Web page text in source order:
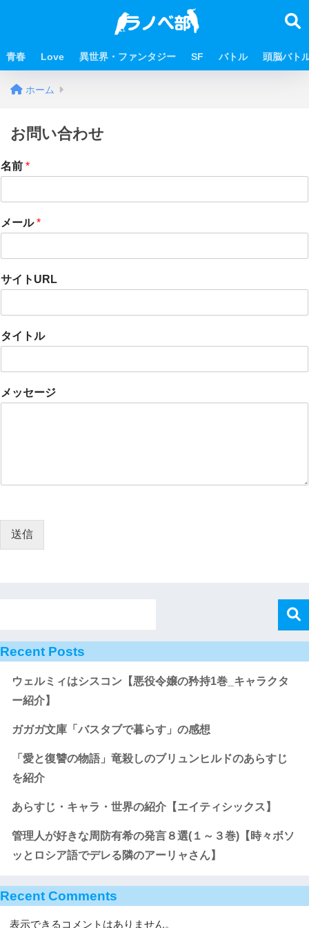
青春 Love 異世界・ファンタジー SF バトル 頭脳バト
ホーム
お問い合わせ
名前 *
メール*
サイトURL
タイトル
メッセージ
送信
Recent Posts
ウェルミィはシスコン【悪役令嬢の矜持1巻_キャラクタ
ー紹介】
ガガガ文庫「バスタブで暮らす」の感想
「愛と復讐の物語」竜殺しのブリュンヒルドのあらすじ
を紹介
あらすじ・キャラ・世界の紹介【エイティシックス】
管理人が好きな周防有希の発言８選(１～３巻)【時々ボソ
ッとロシア語でデレる隣のアーリャさん】
Recent Comments
表示できるコメントはありません。